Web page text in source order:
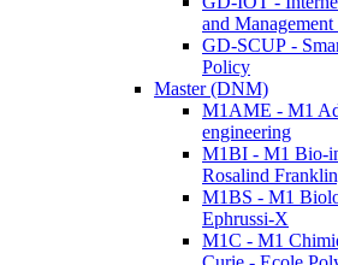
and
GD-SCUP -
Policy
Master (DNM)
M1AME - M1
engineering
M1BI - M1 Bio-
Rosalind
M1BS - M1
Ephrussi-X
M1C - M1